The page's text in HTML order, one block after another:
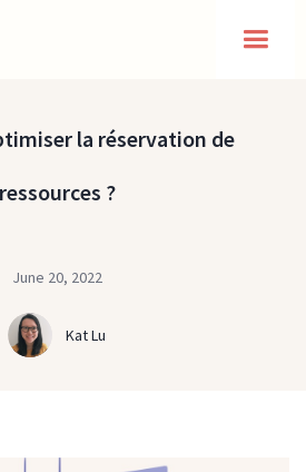
la réservation de
ressources ?
June 20, 2022
Kat Lu